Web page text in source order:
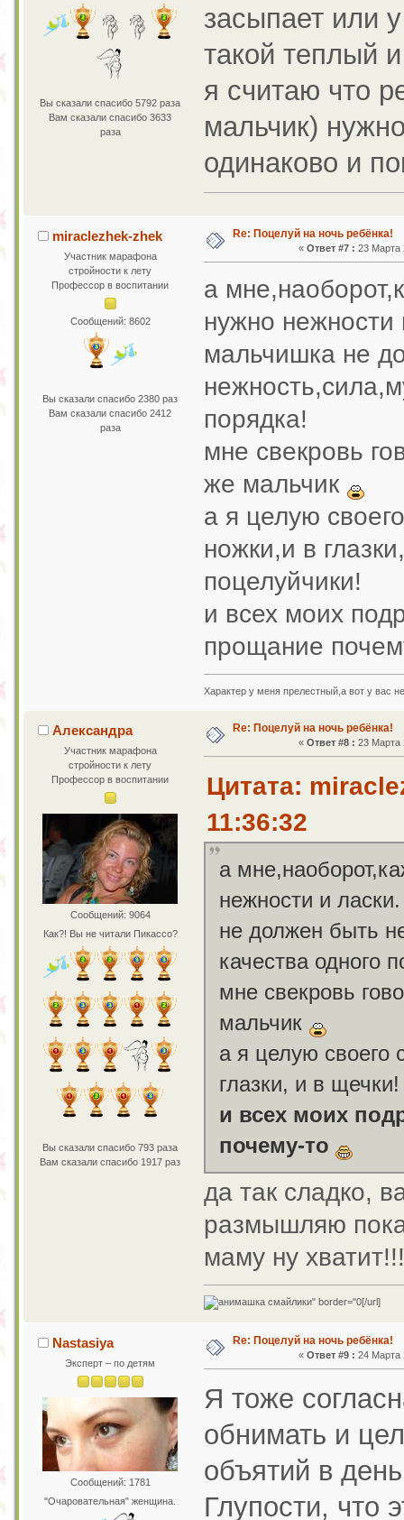
Вы сказали спасибо 5792 раза
Вам сказали спасибо 3633
раза
засыпает или
такой теплый
я считаю что
мальчик)
одинаково и
miraclezhek-zhek
Участник марафона
стройности к лету
Профессор в воспитании
Сообщений: 8602
Вы сказали спасибо 2380 раз
Вам сказали спасибо 2412
раза
Re: Поцелуй на ночь ребёнка!
«Ответ #7 : 23 Марта
а
нужно нежности
мальчишка не
порядка!
мне свекровь
же мальчик
а я целую
ножки,и в
поцелуйчики!
и всех моих
прощание
Характер у меня прелестный,а вот у вас
Александра
Участник марафона
стройности к лету
Профессор в воспитании
Сообщений: 9064
Как?! Вы не читали Пикассо?
Вы сказали спасибо 793 раза
Вам сказали спасибо 1917 раз
Re: Поцелуй на ночь ребёнка!
« Ответ #8 : 23 Марта
Цитата:
11:36:32
а
нежности и
не должен быть
качества одного
мне свекровь
мальчик
а я целую своего
глазки, и в
и всех моих
почему-то
да так сладко,
размышляю
маму ну хватит!!!
[/url]
Nastasiya
Эксперт – по детям
Сообщений: 1781
"Очаровательная" женщина.
Re: Поцелуй на ночь ребёнка!
« Ответ #9 : 24 Марта
Я тоже
обнимать и
объятий в
Глупости, что